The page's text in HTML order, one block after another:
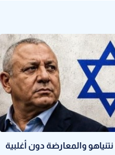
والمعارضة دون أغلبية